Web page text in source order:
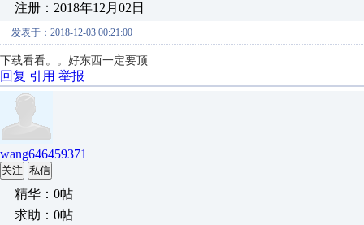
注册：2018年12月02日
发表于：2018-12-03 00:21:00
下载看看。。好东西一定要顶
回复 引用 举报
wang646459371
关注 私信
精华：0帖
求助：0帖